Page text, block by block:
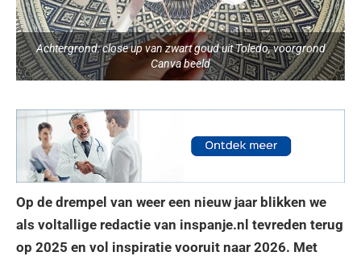
Achtergrond: close up van zwart goud uit Toledo, voorgrond
Canva beeld
Op de drempel van weer een nieuw jaar blikken we
als voltallige redactie van inspanje.nl tevreden terug
op 2025 en vol inspiratie vooruit naar 2026. Met